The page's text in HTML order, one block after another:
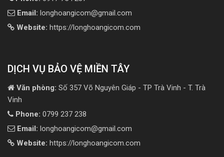
Email: longhoangicom@gmail.com
Website: https://longhoangicom.com
DỊCH VỤ BẢO VỆ MIỀN TÂY
Văn phòng: Số 357 Võ Nguyên Giáp - TP Trà Vinh - T. Trà
Vinh
Phone: 0799 237 238
Email: longhoangicom@gmail.com
Website: https://longhoangicom.com